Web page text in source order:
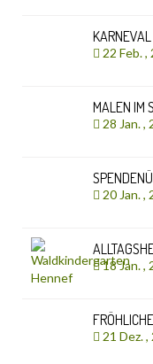
22 Feb. ,
MALEN IM
28 Jan. ,
20 Jan. ,
18 Jan. ,
21 Dez. ,